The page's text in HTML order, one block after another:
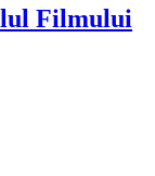
Filmului